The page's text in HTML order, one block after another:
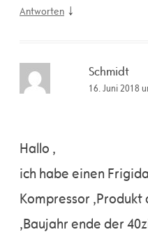
Antworten ↓
Schmidt
16. Juni 2018
Hallo ,
ich habe einen
Kompressor ,Produkt
,Baujahr ende der